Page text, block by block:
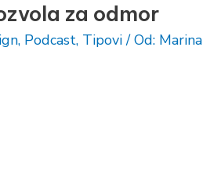
za odmor
, Podcast, Tipovi/ Od: Marina